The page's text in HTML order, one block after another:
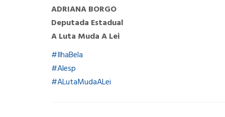
ADRIANA BORGO
Deputada Estadual
A Luta Muda A Lei
#IlhaBela
#Alesp
#ALutaMudaALei